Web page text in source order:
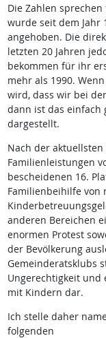
Die Zahlen
wurde seit dem Jahr
angehoben. Die
letzten 20 Jahren
bekommen für ihr
mehr als 1990.
wird, dass wir bei
dann ist das
dargestellt.
Nach der
Familienleistungen
bescheidenen 16.
Familienbeihilfe von
anderen Bereichen
enormen Protest
der Bevölkerung
Gemeinderatsklubs
Ungerechtigkeit und
mit Kindern dar.
Ich stelle daher
folgenden